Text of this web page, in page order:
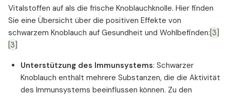
Vitalstoffen auf als die frische Knoblauchknolle. Hier finden
Sie eine Übersicht über die positiven Effekte von
schwarzem Knoblauch auf Gesundheit und Wohlbefinden: [3]
[3]
Unterstützung des Immunsystems: Schwarzer
Knoblauch enthält mehrere Substanzen, die die Aktivität
des Immunsystems beeinflussen können. Zu den